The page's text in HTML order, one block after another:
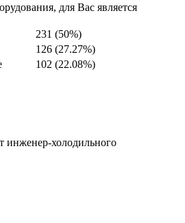
для Вас является
231 (50%)
126 (27.27%)
102 (22.08%)
холодильного